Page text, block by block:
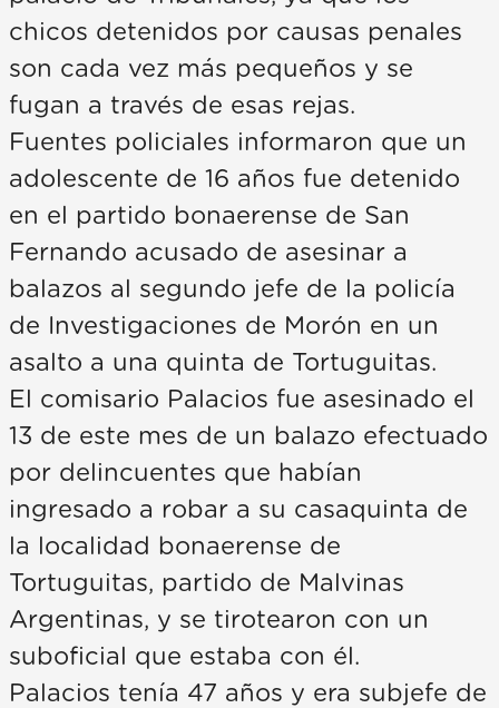
chicos detenidos por causas penales
son cada vez más pequeños y se
fugan a través de esas rejas.
Fuentes policiales informaron que un
adolescente de 16 años fue detenido
en el partido bonaerense de San
Fernando acusado de asesinar a
balazos al segundo jefe de la policía
de Investigaciones de Morón en un
asalto a una quinta de Tortuguitas.
El comisario Palacios fue asesinado el
13 de este mes de un balazo efectuado
por delincuentes que habían
ingresado a robar a su casaquinta de
la localidad bonaerense de
Tortuguitas, partido de Malvinas
Argentinas, y se tirotearon con un
suboficial que estaba con él.
Palacios tenía 47 años y era subjefe de